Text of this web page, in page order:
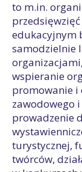
to m.in.
edukacyjnym
samodzielnie
wspieranie
promowanie i
zawodowego
prowadzenie
turystycznej,
twórców,